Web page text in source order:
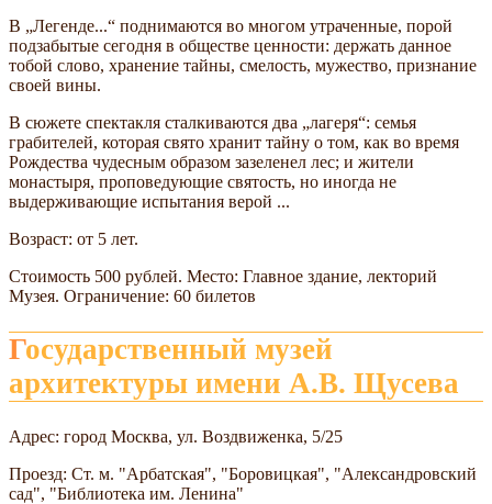
В „Легенде...“ поднимаются во многом утраченные, порой
подзабытые сегодня в обществе ценности: держать данное
тобой слово, хранение тайны, смелость, мужество, признание
своей вины.
В сюжете спектакля сталкиваются два „лагеря“: семья
грабителей, которая свято хранит тайну о том, как во время
Рождества чудесным образом зазеленел лес; и жители
монастыря, проповедующие святость, но иногда не
выдерживающие испытания верой ...
Возраст: от 5 лет.
Стоимость 500 рублей. Место: Главное здание, лекторий
Музея. Ограничение: 60 билетов
Государственный музей
архитектуры имени А.В. Щусева
Адрес: город Москва, ул. Воздвиженка, 5/25
Проезд: Ст. м. "Арбатская", "Боровицкая", "Александровский
сад", "Библиотека им. Ленина"